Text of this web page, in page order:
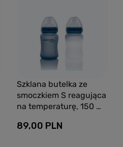
Szklana butelka ze
smoczkiem S reagująca
na temperaturę, 150 ml,
Baby
89,00 PLN